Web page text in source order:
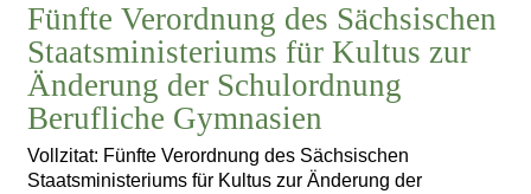
Fünfte Verordnung des Sächsischen
Staatsministeriums für Kultus zur
Änderung der Schulordnung
Berufliche Gymnasien
Vollzitat: Fünfte Verordnung des Sächsischen
Staatsministeriums für Kultus zur Änderung der